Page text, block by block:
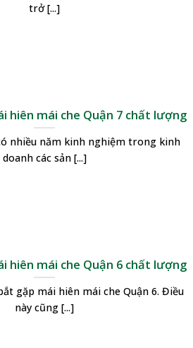
trở [...]
hiên mái che Quận 7 chất lượng
nhiều năm kinh nghiệm trong kinh
doanh các sản [...]
hiên mái che Quận 6 chất lượng
gặp mái hiên mái che Quận 6. Điều
này cũng [...]